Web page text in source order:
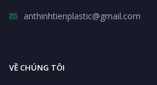
anthinhtienplastic@gmail.com
VỀ CHÚNG TÔI